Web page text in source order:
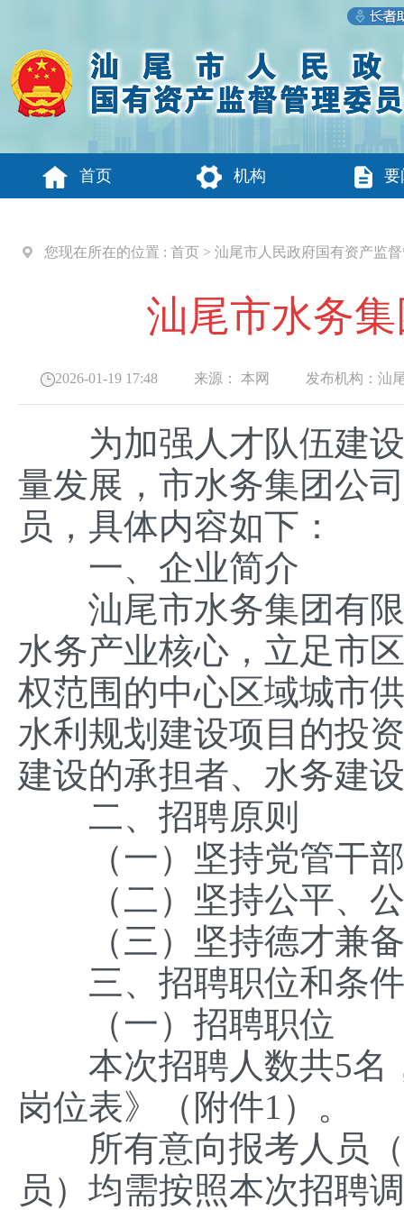
首页 机构 要
您现在所在的位置 : 首页 > 汕尾市人民政府国有资产监
汕尾市水务
2026-01-19 17:48 来源： 本网 发布机构： 汕
为加强人才队伍建设
量发展，市水务集团公
员，具体内容如下：
一、企业简介
汕尾市水务集团有限
水务产业核心，立足市
权范围的中心区域城市
水利规划建设项目的投
建设的承担者、水务建
二、招聘原则
（一）坚持党管干部
（二）坚持公平、公
（三）坚持德才兼备
三、招聘职位和条件
（一）招聘职位
本次招聘人数共5名
岗位表》（附件1）。
所有意向报考人员（
员）均需按照本次招聘